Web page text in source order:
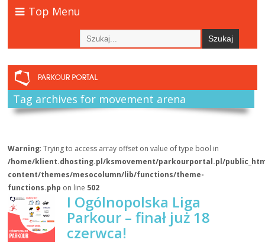
Top Menu
Tag archives for movement arena
Warning: Trying to access array offset on value of type bool in
/home/klient.dhosting.pl/ksmovement/parkourportal.pl/
content/themes/mesocolumn/lib/functions/theme-
functions.php on line 502
I Ogólnopolska Liga
Parkour – finał już 18
czerwca!